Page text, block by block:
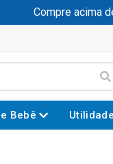
Compre acima de
Bebê